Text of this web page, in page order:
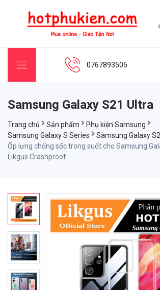
0767893505
Samsung Galaxy S21 Ultra
Trang chủ Sản phẩm
Phụ kiện Samsung
Samsung Galaxy S Series
Samsung Galaxy
Ốp lưng chống sốc trong suốt cho Samsung
Likgus Crashproof